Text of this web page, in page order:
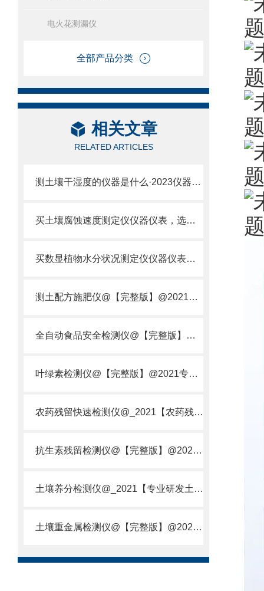
电火花测漏仪
全部产品分类
相关文章
RELATED ARTICLES
测土壤干湿度的仪器是什么·2023仪器仪表·云唐土壤干湿度检测仪器设备
买土壤腐蚀速度测定仪仪器仪表，选【云唐新款】土壤腐蚀速度测定仪
买数显植物水分状况测定仪仪器仪表，就来山东云唐精品货源
测土配方施肥仪@【完整版】@2021专业测土配方施肥仪器仪表
全自动食品安全检测仪@【完整版】@2021专业全自动食品检测仪器仪表
叶绿素检测仪@【完整版】@2021专业叶绿素检测仪器仪表
农药残留快速检测仪@_2021【农药残留检测仪器仪表DE原理】
抗生素残留检测仪@【完整版】@2021专业抗生素残留检测仪器仪表
土壤养分检测仪@_2021【专业研发土壤养分快速检测仪器仪表厂】
土壤重金属检测仪@【完整版】@2021专业土壤重金属快速检测仪器仪表